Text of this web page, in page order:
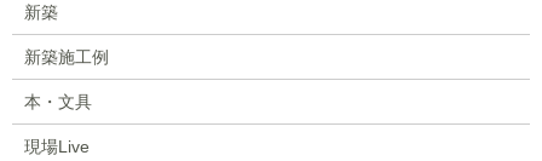
新築
新築施工例
本・文具
現場Live